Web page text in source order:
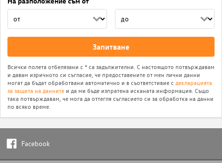
Запитване
Всички полета отбелязани с * са задължителни. С настоящото потвърждавам
и давам изричното си съгласие, че предоставените от мен лични данни
могат да бъдат обработвани автоматично и в съответстивие с декларацията
за защита на данните и да ми бъде изпратена исканата информация. Също
така потвърждавам, че мога да оттегля съгласието си за обработка на данни
по всяко време.
Facebook